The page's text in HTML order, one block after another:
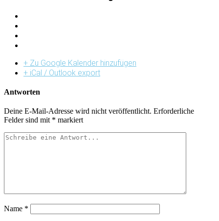
+ Zu Google Kalender hinzufügen
+ iCal / Outlook export
Antworten
Deine E-Mail-Adresse wird nicht veröffentlicht. Erforderliche
Felder sind mit * markiert
Name *